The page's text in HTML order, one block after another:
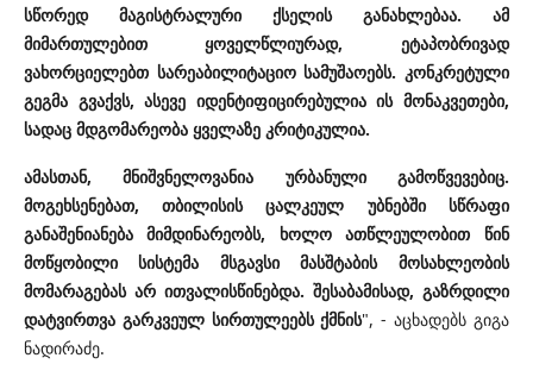
სწორედ მაგისტრალური ქსელის განახლებაა. ამ
მიმართულებით ყოველწლიურად, ეტაპობრივად
ვახორციელებთ სარეაბილიტაციო სამუშაოებს. კონკრეტული
გეგმა გვაქვს, ასევე იდენტიფიცირებულია ის მონაკვეთები,
სადაც მდგომარეობა ყველაზე კრიტიკულია.
ამასთან, მნიშვნელოვანია ურბანული გამოწვევებიც.
მოგეხსენებათ, თბილისის ცალკეულ უბნებში სწრაფი
განაშენიანება მიმდინარეობს, ხოლო ათწლეულობით წინ
მოწყობილი სისტემა მსგავსი მასშტაბის მოსახლეობის
მომარაგებას არ ითვალისწინებდა. შესაბამისად, გაზრდილი
დატვირთვა გარკვეულ სირთულეებს ქმნის", - აცხადებს გიგა
ნადირაძე.